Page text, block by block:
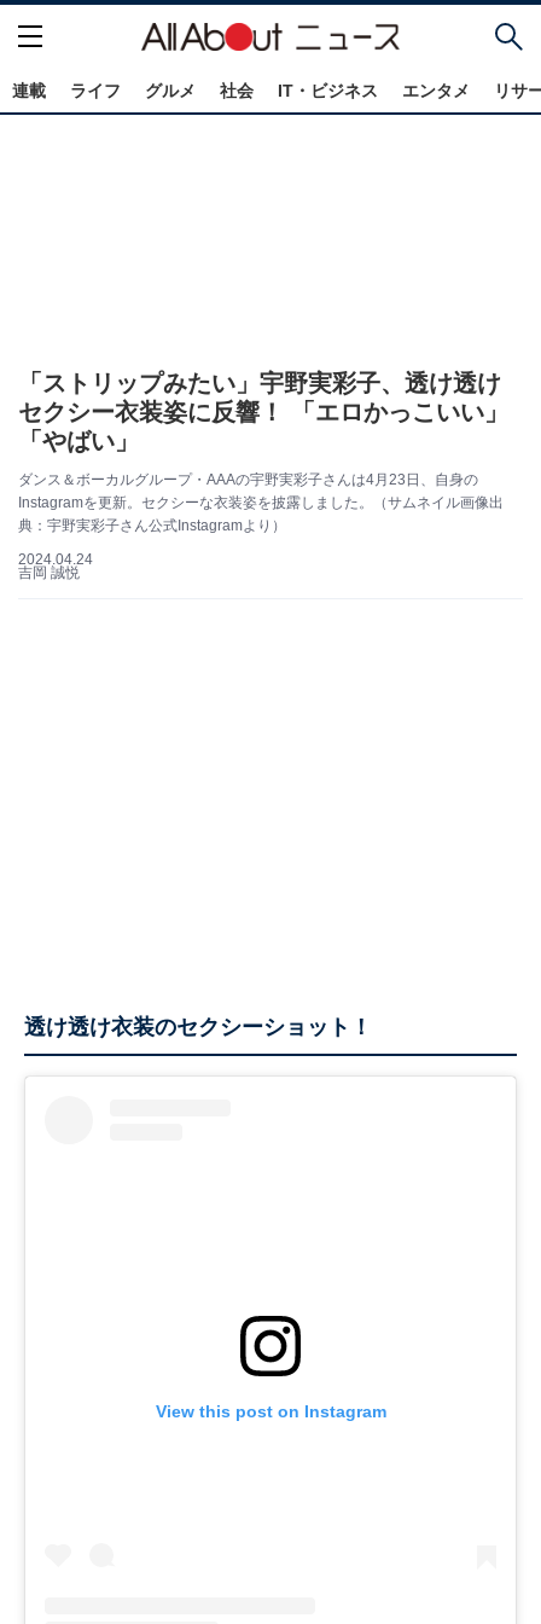
連載 ライフ グルメ 社会 IT・ビジネス エンタメ リサ
「ストリップみたい」宇野実彩子、透け透け
セクシー衣装姿に反響！ 「エロかっこいい」
「やばい」
ダンス＆ボーカルグループ・AAAの宇野実彩子さんは4月23日、自身の
Instagramを更新。セクシーな衣装姿を披露しました。（サムネイル画像出
典：宇野実彩子さん公式Instagramより）
2024.04.24
吉岡 誠悦
透け透け衣装のセクシーショット！
View this post on Instagram